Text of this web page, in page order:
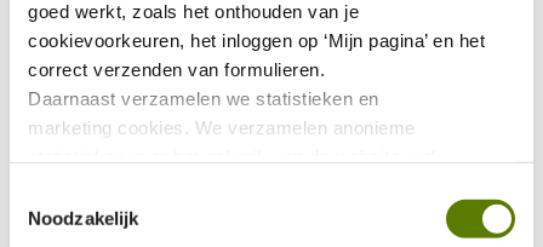
goed werkt, zoals het onthouden van je
cookievoorkeuren, het inloggen op ‘Mijn pagina’ en het
correct verzenden van formulieren.
Daarnaast verzamelen we statistieken en
marketing cookies. We verzamelen anonieme
Deze gegevens zijn niet te herleiden tot jou als persoon
Noodzakelijk
Gemeente, huurdersorganisaties en woningcorporaties
kunnen met elkaar afspraken maken over zaken als:
nieuwbouw van sociale huurwoningen;
betaalbaarheid van de woningen;